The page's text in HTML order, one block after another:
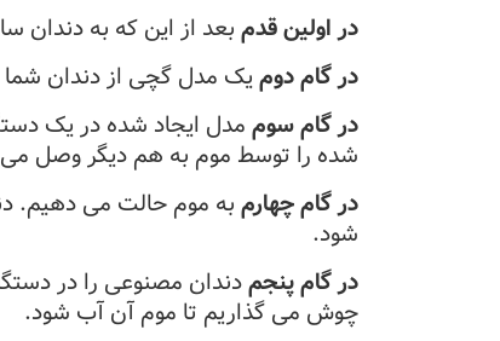
در اولین قدم بعد از این که به
در گام دومیک مدل گچی از دندان شما
در گام سوم
شده را توسط موم به هم دیگر وصل
در گام چهارم به موم حالت می دهیم.
شود.
در گام پنجمدندان مصنوعی را در
چوش می گذاریم تا موم آن آب شود.